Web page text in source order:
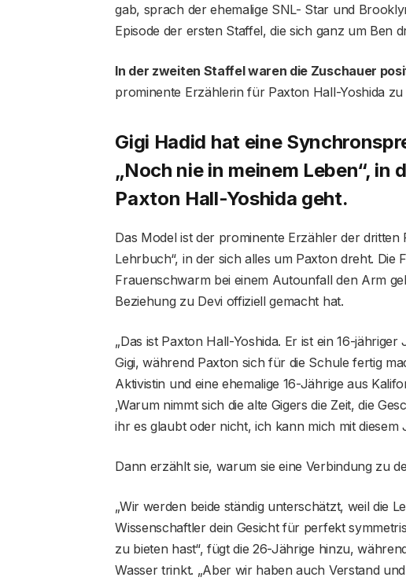
gab, sprach der ehemalige SNL- Star und
Episode der ersten Staffel, die sich ganz um Ben
In der zweiten Staffel waren die Zuschauer
prominente Erzählerin für Paxton Hall-Yoshida
Gigi Hadid hat eine
„Noch nie in meinem Leben“, in
Paxton Hall-Yoshida geht.
Das Model ist der prominente Erzähler der
Lehrbuch“, in der sich alles um Paxton dreht. Die
Frauenschwarm bei einem Autounfall den Arm
Beziehung zu Devi offiziell gemacht hat.
„Das ist Paxton Hall-Yoshida. Er ist ein 16-
Gigi, während Paxton sich für die Schule fertig
Aktivistin und eine ehemalige 16-Jährige aus
‚Warum nimmt sich die alte Gigers die Zeit, die
ihr es glaubt oder nicht, ich kann mich mit diesem
Dann erzählt sie, warum sie eine Verbindung zu
„Wir werden beide ständig unterschätzt, weil die
Wissenschaftler dein Gesicht für perfekt
zu bieten hast“, fügt die 26-Jährige hinzu,
Wasser trinkt. „Aber wir haben auch Verstand